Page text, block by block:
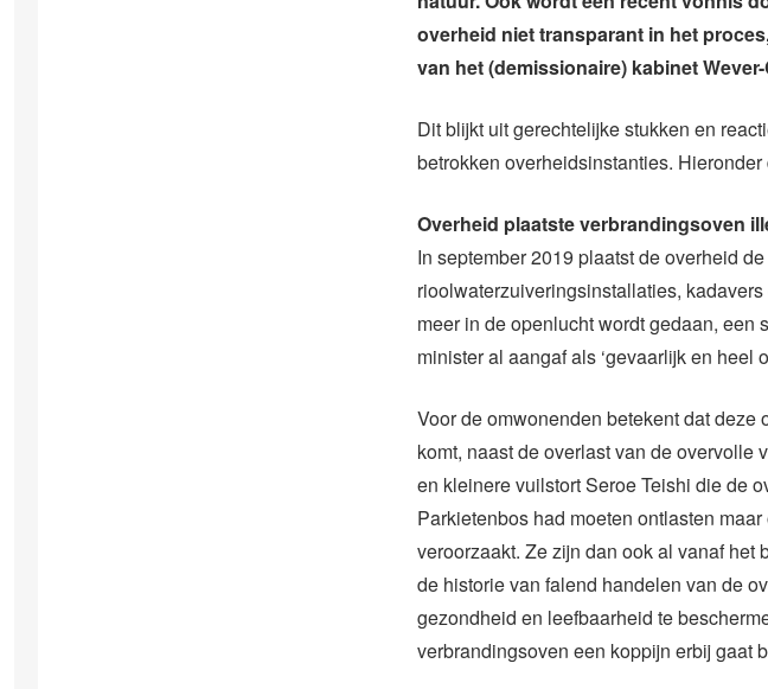
overheid niet transparant in het
van het (demissionaire) kabinet
Dit blijkt uit gerechtelijke stukken en
betrokken overheidsinstanties.
Overheid plaatste verbrandingsoven
In september 2019 plaatst de overheid
rioolwaterzuiveringsinstallaties,
meer in de openlucht wordt gedaan,
minister al aangaf als ‘gevaarlijk en heel
Voor de omwonenden betekent dat deze
komt, naast de overlast van de overvolle
en kleinere vuilstort Seroe Teishi die de
Parkietenbos had moeten ontlasten
veroorzaakt. Ze zijn dan ook al vanaf het
de historie van falend handelen van de
gezondheid en leefbaarheid te
verbrandingsoven een koppijn erbij gaat